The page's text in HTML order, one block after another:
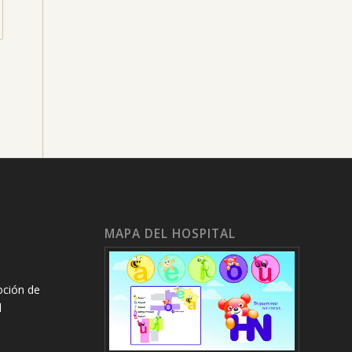
de
MAPA DEL HOSPITAL